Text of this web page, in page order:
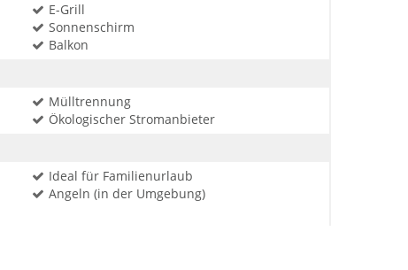
E-Grill
Sonnenschirm
Balkon
Mülltrennung
Ökologischer Stromanbieter
Ideal für Familienurlaub
Angeln (in der Umgebung)